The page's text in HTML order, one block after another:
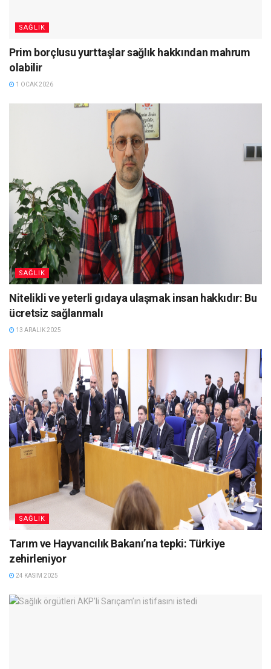
SAĞLIK
Prim borçlusu yurttaşlar sağlık hakkından mahrum
olabilir
1 OCAK 2026
SAĞLIK
Nitelikli ve yeterli gıdaya ulaşmak insan hakkıdır: Bu
ücretsiz sağlanmalı
13 ARALIK 2025
SAĞLIK
Tarım ve Hayvancılık Bakanı’na tepki: Türkiye
zehirleniyor
24 KASIM 2025